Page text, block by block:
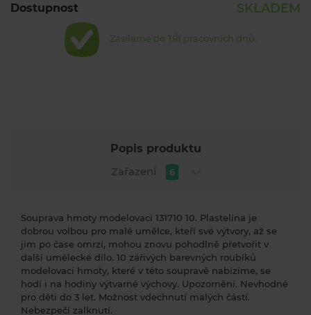
Dostupnost SKLADEM
Zasíláme do TŘÍ pracovních dnů.
Popis produktu
Zařazení
6
Souprava hmoty modelovací 131710 10. Plastelína je
dobrou volbou pro malé umělce, kteří své výtvory, až se
jim po čase omrzí, mohou znovu pohodlně přetvořit v
další umělecké dílo. 10 zářivých barevných roubíků
modelovací hmoty, které v této soupravě nabízíme, se
hodí i na hodiny výtvarné výchovy. Upozornění. Nevhodné
pro děti do 3 let. Možnost vdechnutí malých částí.
Nebezpečí zalknutí.